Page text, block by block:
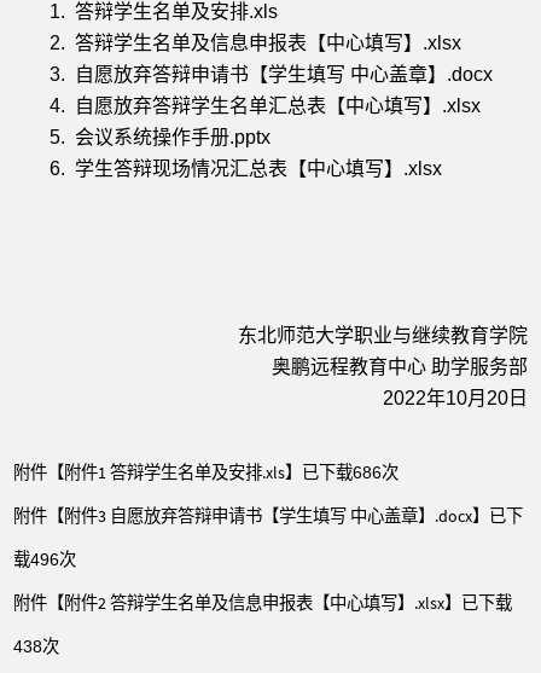
1. 答辩学生名单及安排.xls
2. 答辩学生名单及信息申报表【中心填写】.xlsx
3. 自愿放弃答辩申请书【学生填写 中心盖章】.docx
4. 自愿放弃答辩学生名单汇总表【中心填写】.xlsx
5. 会议系统操作手册.pptx
6. 学生答辩现场情况汇总表【中心填写】.xlsx
东北师范大学职业与继续教育学院
奥鹏远程教育中心 助学服务部
2022年10月20日
附件【附件1 答辩学生名单及安排.xls】已下载686次
附件【附件3 自愿放弃答辩申请书【学生填写 中心盖章】.docx】已下
载496次
附件【附件2 答辩学生名单及信息申报表【中心填写】.xlsx】已下载
438次